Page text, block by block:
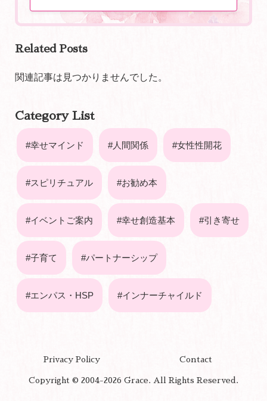
Related Posts
関連記事は見つかりませんでした。
Category List
幸せマインド 人間関係 女性性開花
スピリチュアル お勧め本
イベントご案内 幸せ創造基本 引き寄せ
子育て パートナーシップ
エンパス・HSP インナーチャイルド
Privacy Policy Contact
Copyright © 2004-2026 Grace. All Rights Reserved.